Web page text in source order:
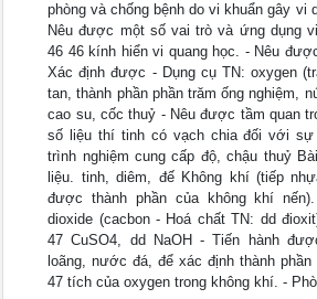
phòng và chống bệnh do vi khuẩn gây vi
Nêu được một số vai trò và ứng dụng
46 46 kính hiển vi quang học. - Nêu
Xác định được - Dụng cụ TN: oxygen
tan, thành phần phần trăm ống nghiệm,
cao su, cốc thuỷ - Nêu được tầm quan
số liệu thí tinh có vạch chia đối với
trình nghiệm cung cấp độ, chậu thuỷ
liệu. tinh, diêm, đế Không khí (tiếp
được thành phần của không khí
dioxide (cacbon - Hoá chất TN: dd
47 CuSO4, dd NaOH - Tiến hành
loãng, nước đá, để xác định thành
47 tích của oxygen trong không khí. -